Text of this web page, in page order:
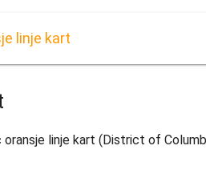
linje kart
linje kart (District of